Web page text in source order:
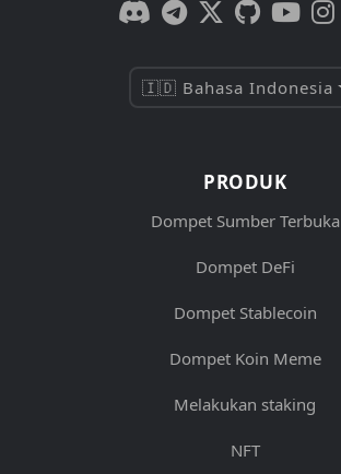
🇮🇩 Bahasa Indonesia
PRODUK
Dompet Sumber Terbuka
Dompet DeFi
Dompet Stablecoin
Dompet Koin Meme
Melakukan staking
NFT